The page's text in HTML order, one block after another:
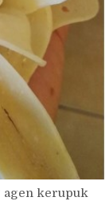
agen kerupuk